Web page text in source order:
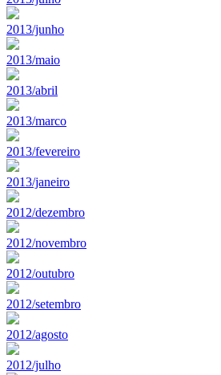
2013/junho
2013/maio
2013/abril
2013/marco
2013/fevereiro
2013/janeiro
2012/dezembro
2012/novembro
2012/outubro
2012/setembro
2012/agosto
2012/julho